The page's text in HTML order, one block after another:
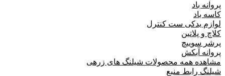
پروانه باد
کاسه باد
لوازم یدکی ست کنترل
کلاچ و پلاتین
پرشر سوییچ
پروانه آبکش
مشاهده همه محصولات شیلنگ های زرهی
شیلنگ رابط منبع